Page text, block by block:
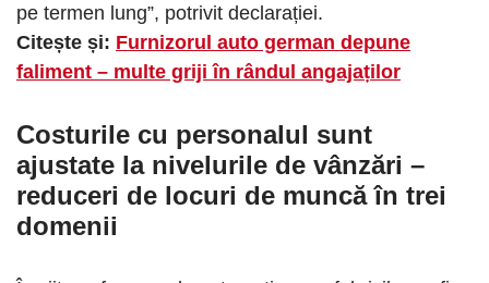
pe termen lung”, potrivit declarației.
Citește și: Furnizorul auto german depune
faliment – ​​multe griji în rândul angajaților
Costurile cu personalul sunt
ajustate la nivelurile de vânzări –
reduceri de locuri de muncă în trei
domenii